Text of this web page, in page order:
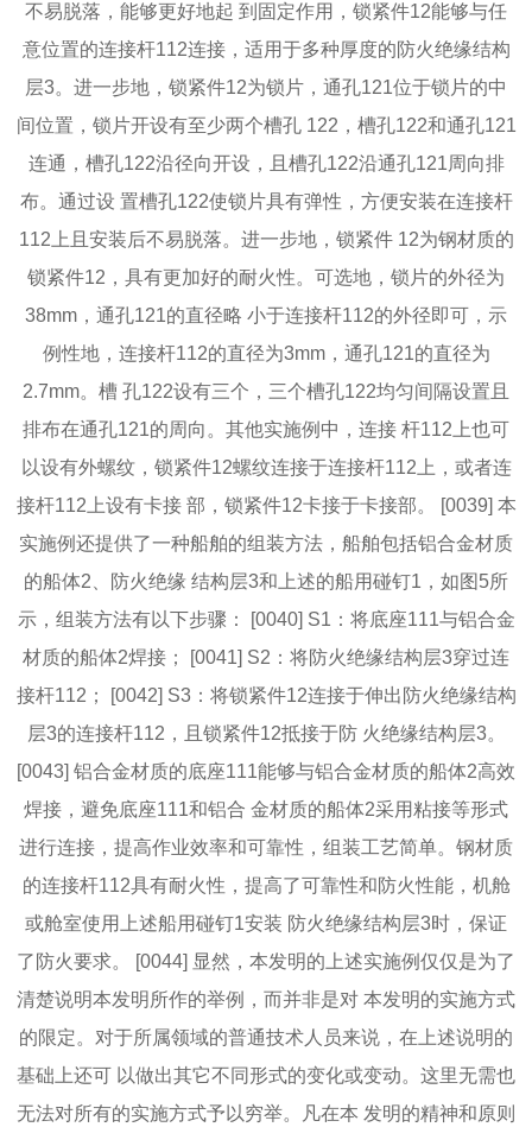
不易脱落，能够更好地起 到固定作用，锁紧件12能够与任
意位置的连接杆112连接，适用于多种厚度的防火绝缘结构
层3。进一步地，锁紧件12为锁片，通孔121位于锁片的中
间位置，锁片开设有至少两个槽孔 122，槽孔122和通孔121
连通，槽孔122沿径向开设，且槽孔122沿通孔121周向排
布。通过设 置槽孔122使锁片具有弹性，方便安装在连接杆
112上且安装后不易脱落。进一步地，锁紧件 12为钢材质的
锁紧件12，具有更加好的耐火性。可选地，锁片的外径为
38mm，通孔121的直径略 小于连接杆112的外径即可，示
例性地，连接杆112的直径为3mm，通孔121的直径为
2.7mm。槽 孔122设有三个，三个槽孔122均匀间隔设置且
排布在通孔121的周向。其他实施例中，连接 杆112上也可
以设有外螺纹，锁紧件12螺纹连接于连接杆112上，或者连
接杆112上设有卡接 部，锁紧件12卡接于卡接部。 [0039] 本
实施例还提供了一种船舶的组装方法，船舶包括铝合金材质
的船体2、防火绝缘 结构层3和上述的船用碰钉1，如图5所
示，组装方法有以下步骤： [0040] S1：将底座111与铝合金
材质的船体2焊接； [0041] S2：将防火绝缘结构层3穿过连
接杆112； [0042] S3：将锁紧件12连接于伸出防火绝缘结构
层3的连接杆112，且锁紧件12抵接于防 火绝缘结构层3。
[0043] 铝合金材质的底座111能够与铝合金材质的船体2高效
焊接，避免底座111和铝合 金材质的船体2采用粘接等形式
进行连接，提高作业效率和可靠性，组装工艺简单。钢材质
的连接杆112具有耐火性，提高了可靠性和防火性能，机舱
或舱室使用上述船用碰钉1安装 防火绝缘结构层3时，保证
了防火要求。 [0044] 显然，本发明的上述实施例仅仅是为了
清楚说明本发明所作的举例，而并非是对 本发明的实施方式
的限定。对于所属领域的普通技术人员来说，在上述说明的
基础上还可 以做出其它不同形式的变化或变动。这里无需也
无法对所有的实施方式予以穷举。凡在本 发明的精神和原则